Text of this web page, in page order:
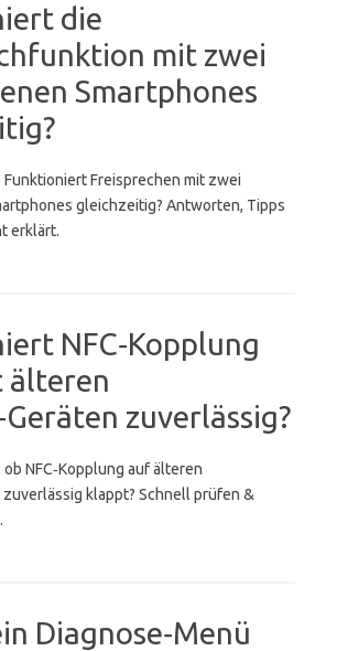
die
mit zwei
Smartphones
Freisprechen mit zwei
gleichzeitig? Antworten, Tipps
erklärt.
NFC‑Kopplung
älteren
zuverlässig?
NFC‑Kopplung auf älteren
zuverlässig klappt? Schnell prüfen &
Diagnose‑Menü